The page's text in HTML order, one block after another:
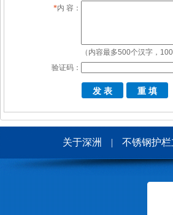
*内 容：
（内容最多500个汉字，
验证码：
关于深洲 | 不锈钢护栏